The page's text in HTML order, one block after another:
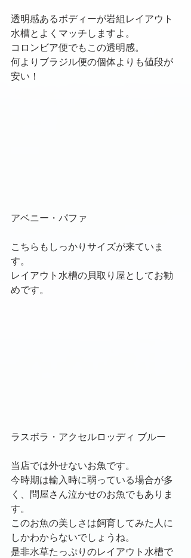
透明感あるボディーが岩組レイアウト
水槽とよくマッチしますよ。
コロンビア便でもこの透明感。
何よりブラジル便の個体よりも値段が
安い！
アベニー・パファ
こちらもしっかりサイズが来ていま
す。
レイアウト水槽の貝取り屋としてお勧
めです。
ラスボラ・アクセルロッディ ブルー
当店では外せないお魚です。
今時期は輸入時に弱っている場合が多
く、問屋さん泣かせのお魚でもありま
す。
このお魚の美しさは飼育してみた人に
しかわからないでしょうね。
是非水草たっぷりのレイアウト水槽で